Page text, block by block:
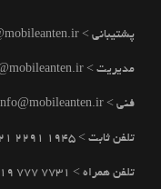
پشتیبانی > support@mobileanten.ir
مدیریت > admin@mobileanten.ir
فنی > info@mobileanten.ir
تلفن ثابت > 1945 2291 021
تلفن همراه > 7731 777 0919